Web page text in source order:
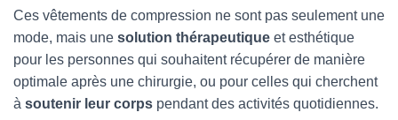
Ces vêtements de compression ne sont pas seulement une
mode, mais une solution thérapeutique et esthétique
pour les personnes qui souhaitent récupérer de manière
optimale après une chirurgie, ou pour celles qui cherchent
à soutenir leur corps pendant des activités quotidiennes.